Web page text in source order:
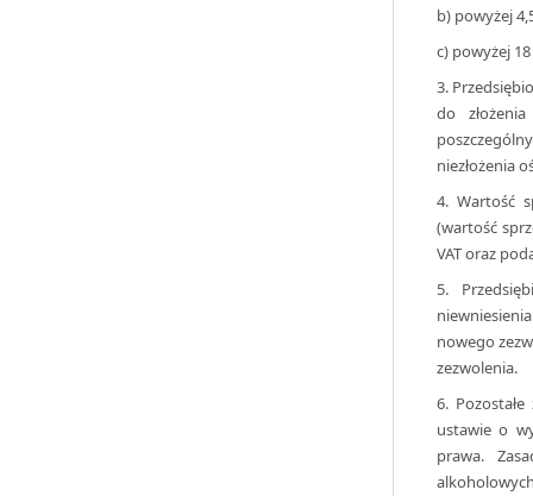
b) powyżej
c) powyżej
3.
do
niezłożenia
4. Wartość
(wartość
VAT oraz
5.
nowego
zezwolenia.
6.
ustawie o
prawa.